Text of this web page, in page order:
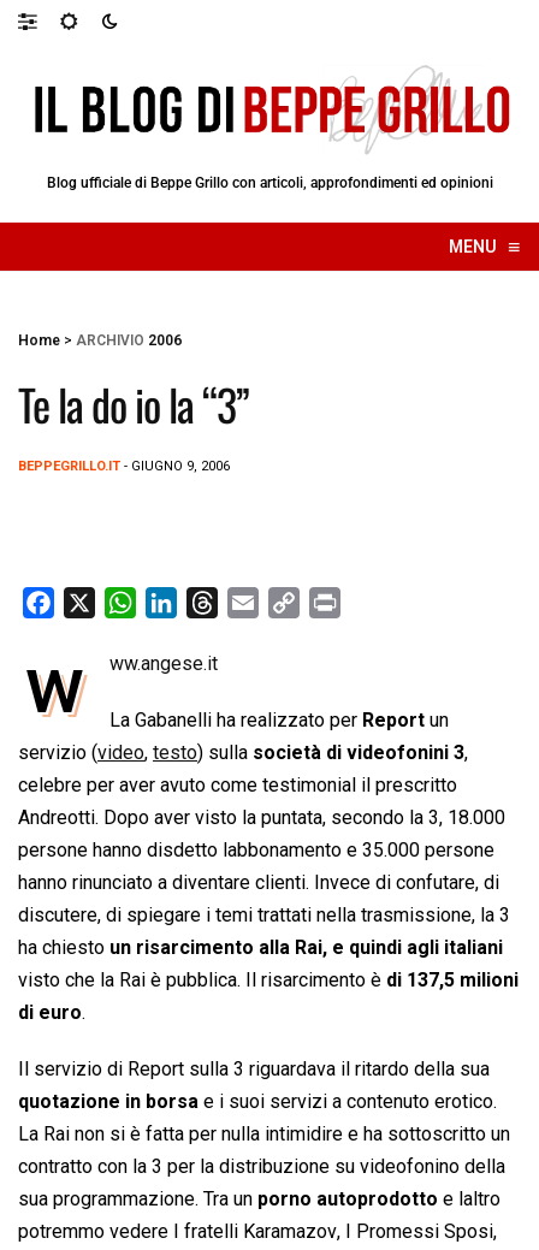
Blog ufficiale di Beppe Grillo con articoli, approfondimenti ed opinioni
MENU ≡
☰
Home > ARCHIVIO 2006
Te la do io la “3”
BEPPEGRILLO.IT - GIUGNO 9, 2006
c
e
o
o
k
W
a
s
A
p
p
n
e
d
I
n
a
d
s
l
L
i
n
k
t
w ww.angese.it
La Gabanelli ha realizzato per Report un
servizio (video, testo) sulla società di videofonini 3,
celebre per aver avuto come testimonial il prescritto
Andreotti. Dopo aver visto la puntata, secondo la 3, 18.000
persone hanno disdetto labbonamento e 35.000 persone
hanno rinunciato a diventare clienti. Invece di confutare, di
discutere, di spiegare i temi trattati nella trasmissione, la 3
ha chiesto un risarcimento alla Rai, e quindi agli italiani
visto che la Rai è pubblica. Il risarcimento è di 137,5 milioni
di euro.
Il servizio di Report sulla 3 riguardava il ritardo della sua
quotazione in borsa e i suoi servizi a contenuto erotico.
La Rai non si è fatta per nulla intimidire e ha sottoscritto un
contratto con la 3 per la distribuzione su videofonino della
sua programmazione. Tra un porno autoprodotto e laltro
potremmo vedere I fratelli Karamazov, I Promessi Sposi,